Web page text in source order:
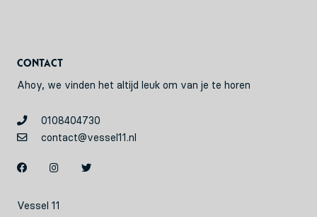
Contact
Ahoy, we vinden het altijd leuk om van je te horen
0108404730
contact@vessel11.nl
Vessel 11